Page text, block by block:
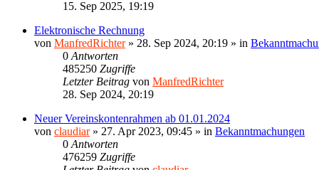
15. Sep 2025, 19:19
Elektronische Rechnung
von ManfredRichter» 28. Sep 2024, 20:19 » in
0 Antworten
485250 Zugriffe
Letzter Beitrag von ManfredRichter
28. Sep 2024, 20:19
Neuer Vereinskontenrahmen ab 01.01.2024
von claudiar» 27. Apr 2023, 09:45 » in Bekanntmachungen
0 Antworten
476259 Zugriffe